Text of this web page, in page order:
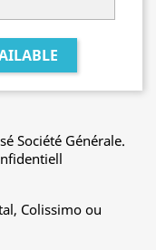
Société Générale.
Colissimo ou